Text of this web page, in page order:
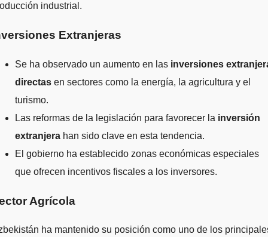
industrial.
Extranjeras
Se ha observado un aumento en las inversiones
directas en sectores como la energía, la agricultura y el
turismo.
Las reformas de la legislación para favorecer la inversión
extranjera han sido clave en esta tendencia.
El gobierno ha establecido zonas económicas especiales
que ofrecen incentivos fiscales a los inversores.
Agrícola
ha mantenido su posición como uno de los